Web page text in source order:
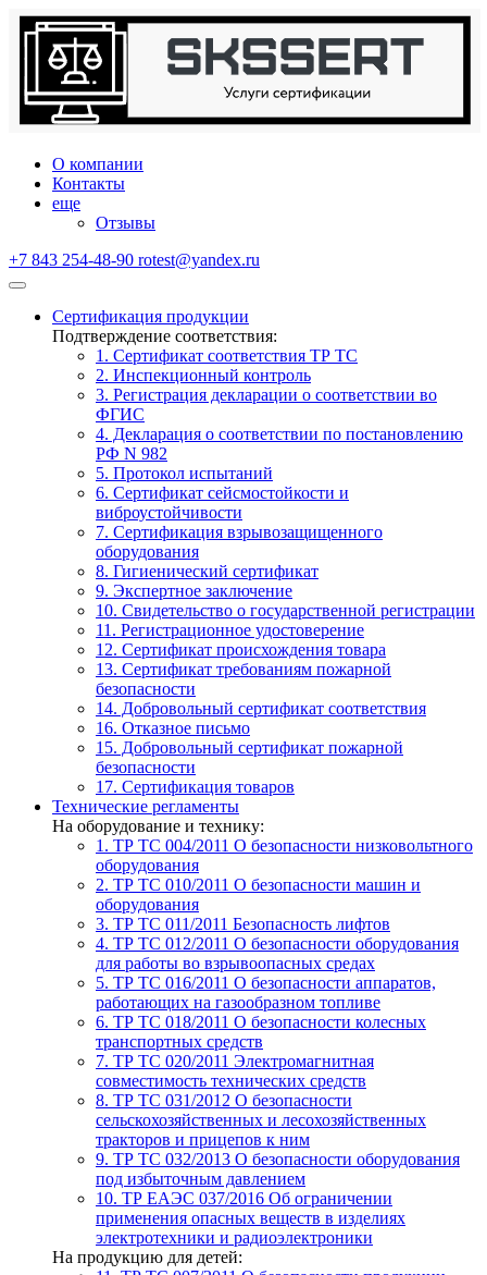
О компании
Контакты
еще
Отзывы
+7 843 254-48-90 rotest@yandex.ru
Сертификация продукции
Подтверждение соответствия:
1. Сертификат соответствия ТР ТС
2. Инспекционный контроль
3. Регистрация декларации о соответствии во
ФГИС
4. Декларация о соответствии по постановлению
РФ N 982
5. Протокол испытаний
6. Сертификат сейсмостойкости и
виброустойчивости
7. Сертификация взрывозащищенного
оборудования
8. Гигиенический сертификат
9. Экспертное заключение
10. Свидетельство о государственной регистрации
11. Регистрационное удостоверение
12. Сертификат происхождения товара
13. Сертификат требованиям пожарной
безопасности
14. Добровольный сертификат соответствия
16. Отказное письмо
15. Добровольный сертификат пожарной
безопасности
17. Сертификация товаров
Технические регламенты
На оборудование и технику:
1. ТР ТС 004/2011 О безопасности низковольтного
оборудования
2. ТР ТС 010/2011 О безопасности машин и
оборудования
3. ТР ТС 011/2011 Безопасность лифтов
4. ТР ТС 012/2011 О безопасности оборудования
для работы во взрывоопасных средах
5. ТР ТС 016/2011 О безопасности аппаратов,
работающих на газообразном топливе
6. ТР ТС 018/2011 О безопасности колесных
транспортных средств
7. TР ТС 020/2011 Электромагнитная
совместимость технических средств
8. ТР ТС 031/2012 О безопасности
сельскохозяйственных и лесохозяйственных
тракторов и прицепов к ним
9. ТР ТС 032/2013 О безопасности оборудования
под избыточным давлением
10. ТР ЕАЭС 037/2016 Об ограничении
применения опасных веществ в изделиях
электротехники и радиоэлектроники
На продукцию для детей: